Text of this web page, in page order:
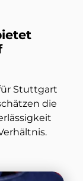
Stuttgart
die